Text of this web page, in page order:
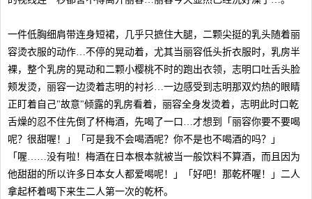
一件低胸细肩带连身短裙，几乎只摭住大腿，二颗尖挺的乳头随着丽
容烫衣服的动作…不停的晃动着，尤其当丽容低头折衣服时，乳房半
裸，整个乳房的晃动和二颗小樱桃不时的跑出衣领，志明口吐舌头脸
颊发烫，丽容一边烫着志明的衬衫…一边感受到志明那双灼热的眼睛
正盯着自己"故意"倾露的乳房看着，丽容全身发烫着，志明此时口乾
舌燥的忍不住先倒了杯梅酒，先喝了一口…才想到「丽容你要不要喝
呢？很甜喔！」「可是我不会喝酒呢？你不是也不喝酒的吗？」
「喔……没有啦！梅酒在日本根本就被当一般饮料不算酒，而且因为
他甜甜的所以许多日本女人都爱喝呢！」「好吧！那乾杯喔！」二人
拿起杯着喝下来生二人第一次的乾杯。